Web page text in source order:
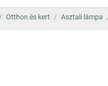
Otthon és kert Asztali lámpa